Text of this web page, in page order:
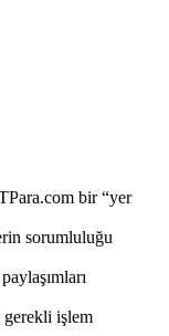
bir “yer
sorumluluğu
gerekli işlem